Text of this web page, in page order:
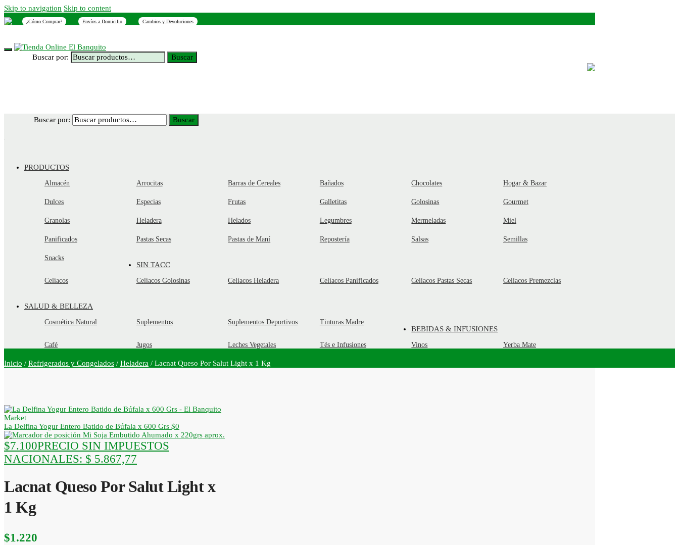
Skip to navigation Skip to content
¿Cómo Comprar? Envíos a Domicilio Cambios y Devoluciones
Buscar por: Buscar
Buscar por: Buscar
PRODUCTOS
Almacén Arrocitas Barras de Cereales Bañados Chocolates Hogar & Bazar
Dulces Especias Frutas Galletitas Golosinas Gourmet
Granolas Heladera Helados Legumbres Mermeladas Miel
Panificados Pastas Secas Pastas de Maní Repostería Salsas Semillas
Snacks
SIN TACC
Celíacos Celíacos Golosinas Celíacos Heladera Celíacos Panificados Celíacos Pastas Secas Celíacos Premezclas
SALUD & BELLEZA
Cosmética Natural Suplementos Suplementos Deportivos Tinturas Madre
BEBIDAS & INFUSIONES
Café Jugos Leches Vegetales Tés e Infusiones Vinos Yerba Mate
Inicio / Refrigerados y Congelados / Heladera / Lacnat Queso Por Salut Light x 1 Kg
La Delfina Yogur Entero Batido de Búfala x 600 Grs $0
Mi Soja Embutido Ahumado x 220grs aprox.
$7.100PRECIO SIN IMPUESTOS
NACIONALES: $ 5.867,77
Lacnat Queso Por Salut Light x
1 Kg
$1.220